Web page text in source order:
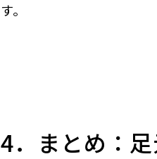
す。
4．まとめ：